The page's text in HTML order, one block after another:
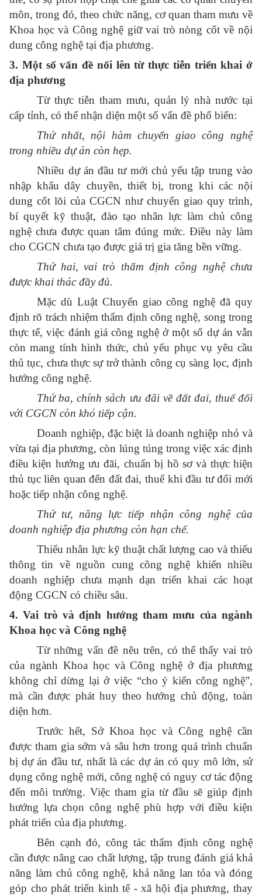
môn, trong đó, theo chức năng, cơ quan tham mưu về
Khoa học và Công nghệ giữ vai trò nòng cốt về nội
dung công nghệ tại địa phương.
3. Một số vấn đề nổi lên từ thực tiễn triển khai ở
địa phương
Từ thực tiễn tham mưu, quản lý nhà nước tại
cấp tỉnh, có thể nhận diện một số vấn đề phổ biến:
Thứ nhất, nội hàm chuyển giao công nghệ
trong nhiều dự án còn hẹp.
Nhiều dự án đầu tư mới chủ yếu tập trung vào
nhập khẩu dây chuyền, thiết bị, trong khi các nội
dung cốt lõi của CGCN như chuyển giao quy trình,
bí quyết kỹ thuật, đào tạo nhân lực làm chủ công
nghệ chưa được quan tâm đúng mức. Điều này làm
cho CGCN chưa tạo được giá trị gia tăng bền vững.
Thứ hai, vai trò thẩm định công nghệ chưa
được khai thác đầy đủ.
Mặc dù Luật Chuyển giao công nghệ đã quy
định rõ trách nhiệm thẩm định công nghệ, song trong
thực tế, việc đánh giá công nghệ ở một số dự án vẫn
còn mang tính hình thức, chủ yếu phục vụ yêu cầu
thủ tục, chưa thực sự trở thành công cụ sàng lọc, định
hướng công nghệ.
Thứ ba, chính sách ưu đãi về đất đai, thuế đối
với CGCN còn khó tiếp cận.
Doanh nghiệp, đặc biệt là doanh nghiệp nhỏ và
vừa tại địa phương, còn lúng túng trong việc xác định
điều kiện hưởng ưu đãi, chuẩn bị hồ sơ và thực hiện
thủ tục liên quan đến đất đai, thuế khi đầu tư đổi mới
hoặc tiếp nhận công nghệ.
Thứ tư, năng lực tiếp nhận công nghệ của
doanh nghiệp địa phương còn hạn chế.
Thiếu nhân lực kỹ thuật chất lượng cao và thiếu
thông tin về nguồn cung công nghệ khiến nhiều
doanh nghiệp chưa mạnh dạn triển khai các hoạt
động CGCN có chiều sâu.
4. Vai trò và định hướng tham mưu của ngành
Khoa học và Công nghệ
Từ những vấn đề nêu trên, có thể thấy vai trò
của ngành Khoa học và Công nghệ ở địa phương
không chỉ dừng lại ở việc “cho ý kiến công nghệ”,
mà cần được phát huy theo hướng chủ động, toàn
diện hơn.
Trước hết, Sở Khoa học và Công nghệ cần
được tham gia sớm và sâu hơn trong quá trình chuẩn
bị dự án đầu tư, nhất là các dự án có quy mô lớn, sử
dụng công nghệ mới, công nghệ có nguy cơ tác động
đến môi trường. Việc tham gia từ đầu sẽ giúp định
hướng lựa chọn công nghệ phù hợp với điều kiện
phát triển của địa phương.
Bên cạnh đó, công tác thẩm định công nghệ
cần được nâng cao chất lượng, tập trung đánh giá khả
năng làm chủ công nghệ, khả năng lan tỏa và đóng
góp cho phát triển kinh tế - xã hội địa phương, thay